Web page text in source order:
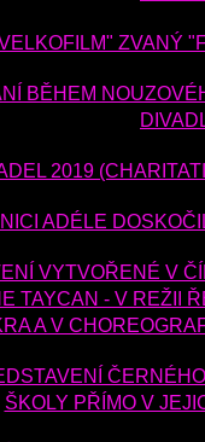
ZVANÝ
BĚHEM
2019
ADÉLE
VYTVOŘENÉ V
TAYCAN - V REŽII
A V
ŠKOLY PŘÍMO V